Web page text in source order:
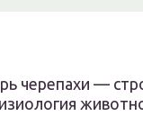
черепахи —